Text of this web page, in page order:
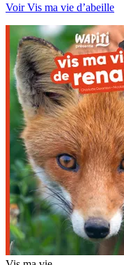
Voir Vis ma vie d’abeille